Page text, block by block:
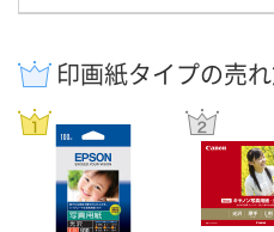
印画紙タイプの売